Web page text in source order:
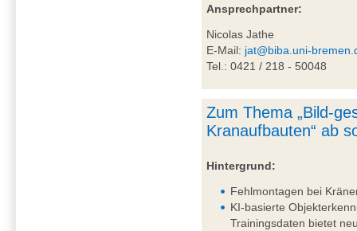
Ansprechpartner:
Nicolas Jathe
E-Mail: jat@biba.uni-
Tel.: 0421 / 218 - 50048
Zum Thema „Bild-
Kranaufbauten“ ab
Hintergrund:
Fehlmontagen bei
KI-basierte
Trainingsdaten bietet